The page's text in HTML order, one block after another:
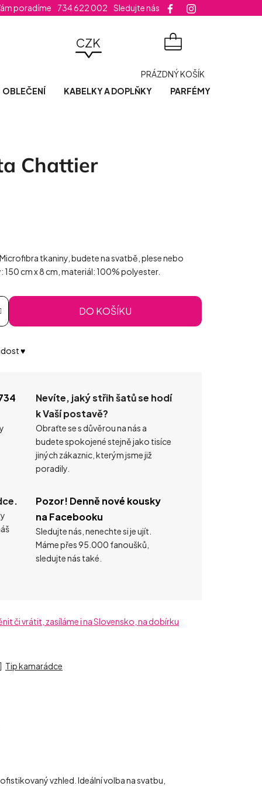
šatů
poradíme 734 622 002 Sledujte nás
CZK
KOŠÍK
PRÁZDNÝ KOŠÍK
OBLEČENÍ KABELKY A DOPLŇKY PARFÉMY
Chattier
tkaniny, budete na svatbě, plese nebo
cm x 8 cm, materiál: 100% polyester.
DO KOŠÍKU
♥️
Nevíte, jaký střih šatů se hodí
k Vaší postavě?
Obraťte se s důvěrou na nás a
budete spokojené stejně jako tisíce
jiných zákaznic, kterým jsme již
poradily.
Pozor! Denně nové kousky
na Facebooku
Sledujte nás, nenechte si je ujít.
Máme přes 95.000 fanoušků,
sledujte nás také.
či vrátit, zasíláme i na Slovensko, na dobírku
Tip kamarádce
vzhled. Ideální volba na svatbu,